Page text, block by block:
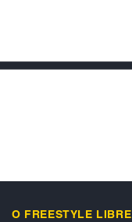
O FREESTYLE LIBRE